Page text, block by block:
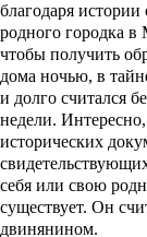
благодаря
родного городка
чтобы получить
дома ночью, в
и долго считался
недели.
исторических
себя или свою
существует. Он
двинянином.